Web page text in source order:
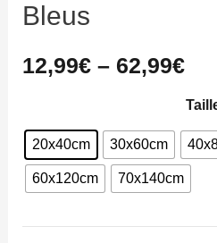
Bleus
12,99€ – 62,99€
20x40cm 30x60cm
60x120cm 70x140cm